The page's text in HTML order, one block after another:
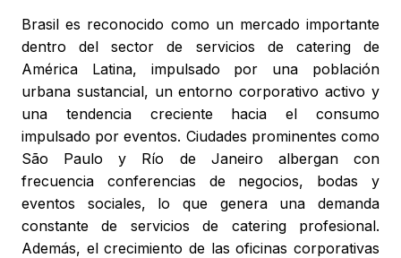
Brasil es reconocido como un mercado importante
dentro del sector de servicios de catering de
América Latina, impulsado por una población
urbana sustancial, un entorno corporativo activo y
una tendencia creciente hacia el consumo
impulsado por eventos. Ciudades prominentes como
São Paulo y Río de Janeiro albergan con
frecuencia conferencias de negocios, bodas y
eventos sociales, lo que genera una demanda
constante de servicios de catering profesional.
Además, el crecimiento de las oficinas corporativas